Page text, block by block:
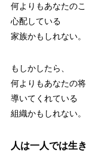
何よりもあなたのこ
心配している
家族かもしれない。
もしかしたら、
何よりもあなたの将
導いてくれている
組織かもしれない。
人は一人では生